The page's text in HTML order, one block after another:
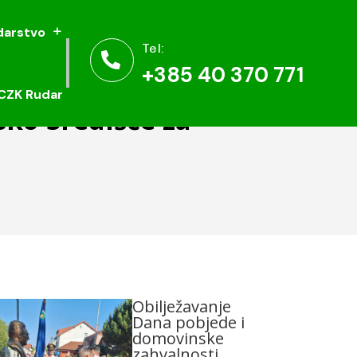
Rudar

Tel:
+385 40 370 771
Rudar

Tel:
+385 40 370 771
Središće za
Obilježavanje
Dana pobjede i
domovinske